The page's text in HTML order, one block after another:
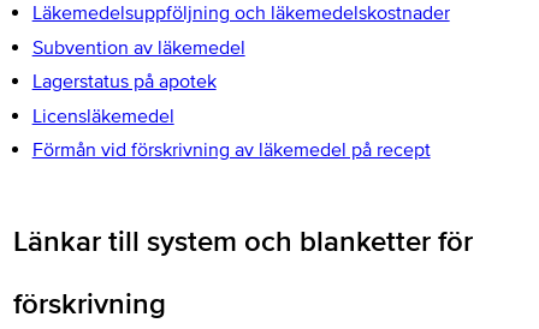
Läkemedelsuppföljning och läkemedelskostnader
Subvention av läkemedel
Lagerstatus på apotek
Licensläkemedel
Förmån vid förskrivning av läkemedel på recept
Länkar till system och blanketter för
förskrivning